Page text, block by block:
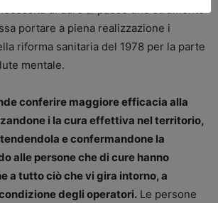
di dare al paese uno strumento
portare a piena realizzazione i
riforma sanitaria del 1978 per la parte
mentale.
conferire maggiore efficacia alla
i la cura effettiva nel territorio,
e confermandone la
alle persone che di cure hanno
a tutto ciò che vi gira intorno, a
degli operatori. Le persone